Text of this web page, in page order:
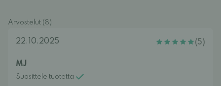
Arvostelut (8)
22.10.2025 (5)
MJ
Suosittele tuotetta